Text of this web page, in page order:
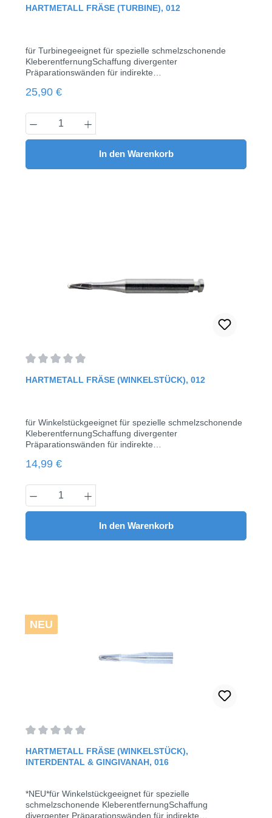
HARTMETALL FRÄSE (TURBINE), 012
für Turbinegeeignet für spezielle schmelzschonende
KleberentfernungSchaffung divergenter
Präparationswänden für indirekte
KunststofffüllungenAnpassung natürlicher
Schneidleistungkonisch, Stirn rund20.000 - 50.000
rpmKopf Länge 4,1 mmØ 01210 Stück/Pack
Regulärer Preis:
25,90 €
Produkt Anzahl: Gib den gewünschten
In den Warenkorb
Durchschnittliche Bewertung von 0 von 5 Sternen
HARTMETALL FRÄSE (WINKELSTÜCK), 012
für Winkelstückgeeignet für spezielle schmelzschonende
KleberentfernungSchaffung divergenter
Präparationswänden für indirekte
KunststofffüllungenAnpassung natürlicher
Schneidleistungkonisch, Stirn rund20.000 - 50.000
rpmKopf Länge 4,1 mmØ 0125 Stück/Pack
Regulärer Preis:
14,99 €
Produkt Anzahl: Gib den gewünschten
In den Warenkorb
NEU
Durchschnittliche Bewertung von 0 von 5 Sternen
HARTMETALL FRÄSE (WINKELSTÜCK),
INTERDENTAL & GINGIVANAH, 016
*NEU*für Winkelstückgeeignet für spezielle
schmelzschonende KleberentfernungSchaffung
divergenter Präparationswänden für indirekte